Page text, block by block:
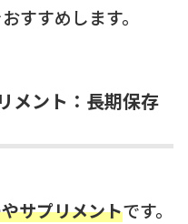
すすめします。
メント：長期保存
サプリメントです。